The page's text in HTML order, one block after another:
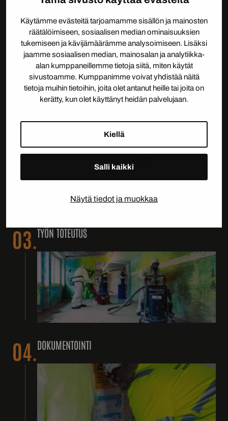
Käytämme evästeitä tarjoamamme sisällön ja mainosten
räätälöimiseen, sosiaalisen median ominaisuuksien
tukemiseen ja kävijämäärämme analysoimiseen. Lisäksi
jaamme sosiaalisen median, mainosalan ja analytiikka-
alan kumppaneillemme tietoja siitä, miten käytät
sivustoamme. Kumppanimme voivat yhdistää näitä
tietoja muihin tietoihin, joita olet antanut heille tai joita on
kerätty, kun olet käyttänyt heidän palvelujaan.
Kiellä
Salli kaikki
Näytä tiedot ja muokkaa
01.
02.KARTOITUS JA TARJOUS
03. TYÖN TOTEUTUS
04. DOKUMENTOINTI